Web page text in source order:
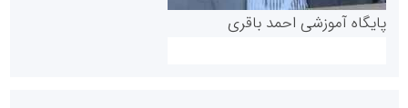
پایگاه آموزشی احمد باقری